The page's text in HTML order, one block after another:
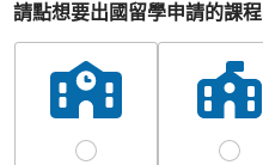
請點想要出國留學申請的課程